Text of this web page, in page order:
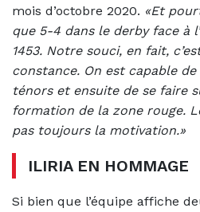
mois d’octobre 2020. «Et
que 5-4 dans le derby face à
1453. Notre souci, en fait,
constance. On est capable
ténors et ensuite de se faire
formation de la zone rouge.
pas toujours la motivation.»
ILIRIA EN HOMMAGE
Si bien que l’équipe affiche